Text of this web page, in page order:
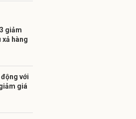
giảm
hàng
với
giá